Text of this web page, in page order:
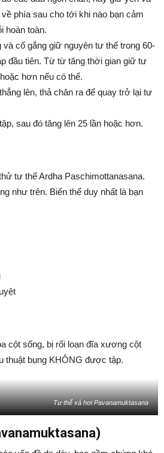
phía sau cho tới khi nào bạn cảm
hoàn toàn.
cố gắng giữ nguyên tư thế trong 60-
đầu tiên. Từ từ tăng thời gian giữ tư
hơn nếu có thể.
lên, thả chân ra để quay trở lại tư
sau đó tăng lên 25 lần hoặc hơn.
tư thế Ardha Paschimottanasana.
như trên. Biến thể duy nhất là bạn
cột sống, bị rối loạn đĩa xương cột
thuật bụng KHÔNG được tập.
Tư thế xả hơi Pavanamuktasana